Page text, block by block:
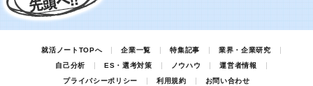
就活ノートTOPへ 企業一覧 特集記事
業界・企業研究
自己分析
ES・選考対策 ノウハウ
運営者情報
プライバシーポリシー
利用規約 お問い合わせ